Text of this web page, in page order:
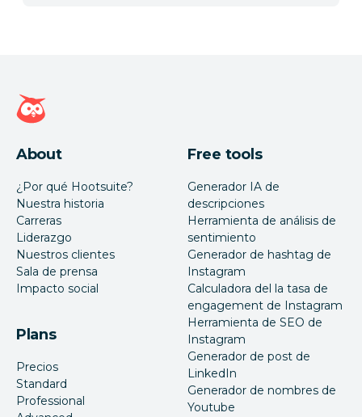
Página de inicio de Hootsuite
About
¿Por qué Hootsuite?
Nuestra historia
Carreras
Liderazgo
Nuestros clientes
Sala de prensa
Impacto social
Plans
Precios
Standard
Professional
Free tools
Generador IA de
descripciones
Herramienta de análisis de
sentimiento
Generador de hashtag de
Instagram
Calculadora del la tasa de
engagement de Instagram
Herramienta de SEO de
Instagram
Generador de post de
LinkedIn
Generador de nombres de
Youtube